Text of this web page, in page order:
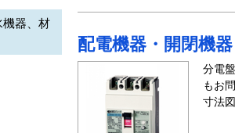
機器、材
配電機器・開閉機
分電
もお
寸法